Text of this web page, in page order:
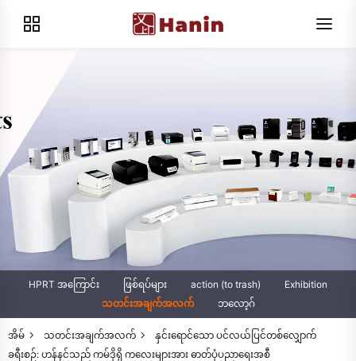
HPRT အကြောင်း ဖြစ်ရပ်များ action (to trash)
Exhibition
သတင်းအချက်အလက်
ဘလော့ဂ်
အိမ် သတင်းအချက်အလက်
နှင်းရောင်သော ပင်လယ်ပြင်တစ်လျှောက်
ခရီးစဉ်: ဟန်နင်သည် ကမ်ဒိုရှိ ကလေးများအား ဓာတ်ပုံပညာရေးအစီ